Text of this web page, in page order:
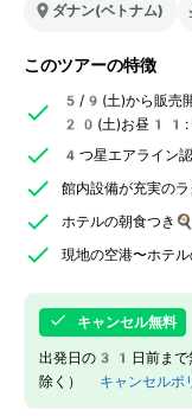
ダナン(ベトナム)
このツアーの特徴
5/9(土)から販売
20(土)お昼
4つ星エアライン
館内設備が充実の
ホテルの朝食つき🍳
現地の空港〜ホテ
キャンセル無料
出発日の31日前まで
除く） キャンセルポ